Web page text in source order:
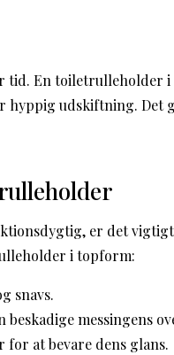
tid. En toiletrulleholder
hyppig udskiftning. Det
er det
i topform:
snavs.
messingens
at bevare dens glans.